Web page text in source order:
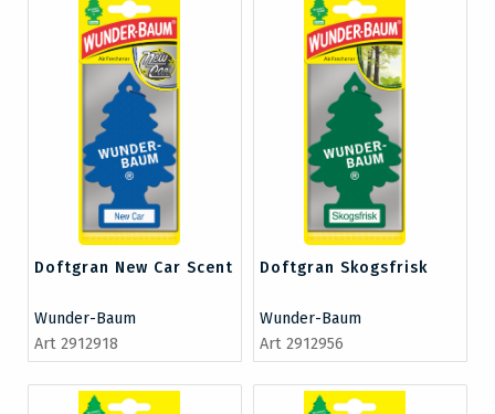
Doftgran New Car Scent
Wunder-Baum
Art 2912918
Doftgran Skogsfrisk
Wunder-Baum
Art 2912956